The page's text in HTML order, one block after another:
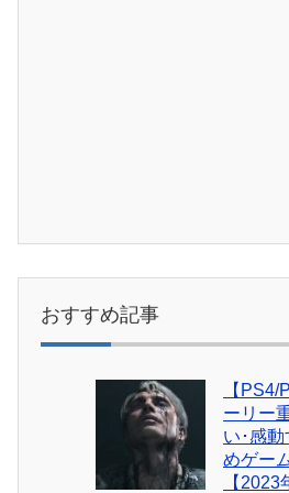
おすすめ記事
【PS4/
ーリー
い･感
めゲー
【2023